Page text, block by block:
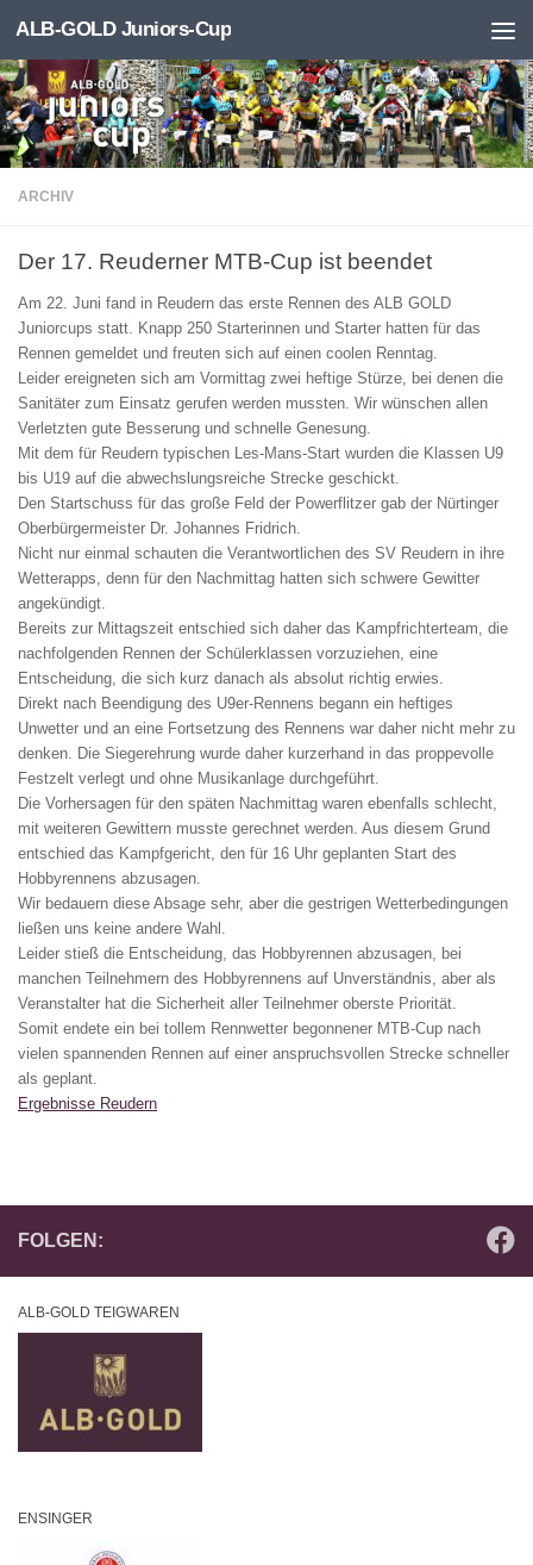
Zum Inhalt springen
ALB-GOLD Juniors-Cup
ARCHIV
Der 17. Reuderner MTB-Cup ist beendet
Am 22. Juni fand in Reudern das erste Rennen des ALB GOLD
Juniorcups statt. Knapp 250 Starterinnen und Starter hatten für das
Rennen gemeldet und freuten sich auf einen coolen Renntag.
Leider ereigneten sich am Vormittag zwei heftige Stürze, bei denen die
Sanitäter zum Einsatz gerufen werden mussten. Wir wünschen allen
Verletzten gute Besserung und schnelle Genesung.
Mit dem für Reudern typischen Les-Mans-Start wurden die Klassen U9
bis U19 auf die abwechslungsreiche Strecke geschickt.
Den Startschuss für das große Feld der Powerflitzer gab der Nürtinger
Oberbürgermeister Dr. Johannes Fridrich.
Nicht nur einmal schauten die Verantwortlichen des SV Reudern in ihre
Wetterapps, denn für den Nachmittag hatten sich schwere Gewitter
angekündigt.
Bereits zur Mittagszeit entschied sich daher das Kampfrichterteam, die
nachfolgenden Rennen der Schülerklassen vorzuziehen, eine
Entscheidung, die sich kurz danach als absolut richtig erwies.
Direkt nach Beendigung des U9er-Rennens begann ein heftiges
Unwetter und an eine Fortsetzung des Rennens war daher nicht mehr zu
denken. Die Siegerehrung wurde daher kurzerhand in das proppevolle
Festzelt verlegt und ohne Musikanlage durchgeführt.
Die Vorhersagen für den späten Nachmittag waren ebenfalls schlecht,
mit weiteren Gewittern musste gerechnet werden. Aus diesem Grund
entschied das Kampfgericht, den für 16 Uhr geplanten Start des
Hobbyrennens abzusagen.
Wir bedauern diese Absage sehr, aber die gestrigen Wetterbedingungen
ließen uns keine andere Wahl.
Leider stieß die Entscheidung, das Hobbyrennen abzusagen, bei
manchen Teilnehmern des Hobbyrennens auf Unverständnis, aber als
Veranstalter hat die Sicherheit aller Teilnehmer oberste Priorität.
Somit endete ein bei tollem Rennwetter begonnener MTB-Cup nach
vielen spannenden Rennen auf einer anspruchsvollen Strecke schneller
als geplant.
Ergebnisse Reudern
FOLGEN:
ALB-GOLD TEIGWAREN
ENSINGER